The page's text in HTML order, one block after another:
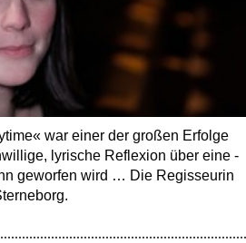
war einer der großen Erfolge
lyrische Reflexion über eine
geworfen wird … Die Regisseurin